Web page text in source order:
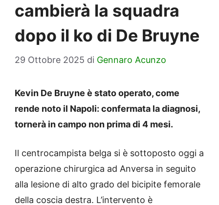
cambierà la squadra
dopo il ko di De Bruyne
29 Ottobre 2025 di Gennaro Acunzo
Kevin De Bruyne è stato operato, come
rende noto il Napoli: confermata la diagnosi,
tornerà in campo non prima di 4 mesi.
Il centrocampista belga si è sottoposto oggi a
operazione chirurgica ad Anversa in seguito
alla lesione di alto grado del bicipite femorale
della coscia destra. L’intervento è